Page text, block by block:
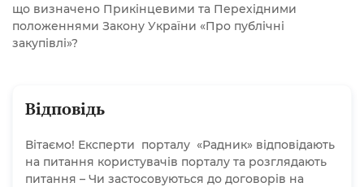
що визначено Прикінцевими та Перехідними
положеннями Закону України «Про публічні
закупівлі»?
Відповідь
Вітаємо! Експерти порталу «Радник» відповідають
на питання користувачів порталу та розглядають
питання – Чи застосовуються до договорів на